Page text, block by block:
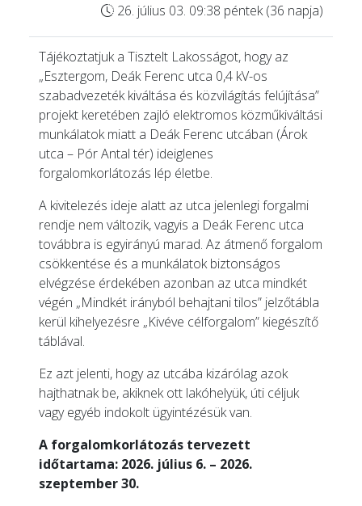
26. július 03. 09:38 péntek (36 napja)
Tájékoztatjuk a Tisztelt Lakosságot, hogy az
„Esztergom, Deák Ferenc utca 0,4 kV-os
szabadvezeték kiváltása és közvilágítás felújítása”
projekt keretében zajló elektromos közműkiváltási
munkálatok miatt a Deák Ferenc utcában (Árok
utca – Pór Antal tér) ideiglenes
forgalomkorlátozás lép életbe.
A kivitelezés ideje alatt az utca jelenlegi forgalmi
rendje nem változik, vagyis a Deák Ferenc utca
továbbra is egyirányú marad. Az átmenő forgalom
csökkentése és a munkálatok biztonságos
elvégzése érdekében azonban az utca mindkét
végén „Mindkét irányból behajtani tilos” jelzőtábla
kerül kihelyezésre „Kivéve célforgalom” kiegészítő
táblával.
Ez azt jelenti, hogy az utcába kizárólag azok
hajthatnak be, akiknek ott lakóhelyük, úti céljuk
vagy egyéb indokolt ügyintézésük van.
A forgalomkorlátozás tervezett
időtartama: 2026. július 6. – 2026.
szeptember 30.